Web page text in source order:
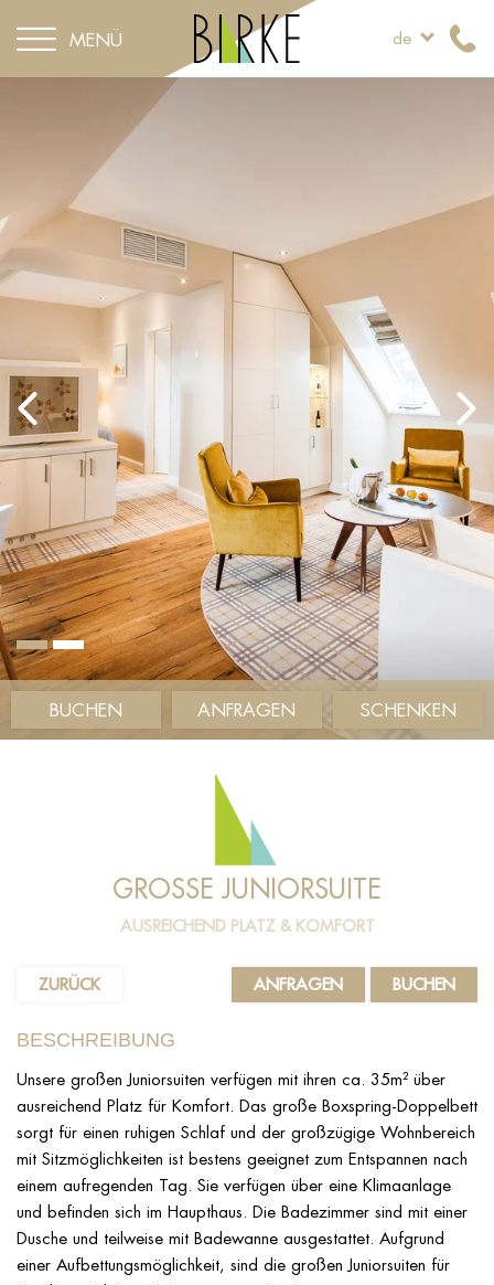
MENÜ de
BUCHEN ANFRAGEN SCHENKEN
GROSSE JUNIORSUITE
AUSREICHEND PLATZ & KOMFORT
ZURÜCK BUCHEN
ANFRAGEN
BESCHREIBUNG
Unsere großen Juniorsuiten verfügen mit ihren ca. 35m² über
ausreichend Platz für Komfort. Das große Boxspring-Doppelbett
sorgt für einen ruhigen Schlaf und der großzügige Wohnbereich
mit Sitzmöglichkeiten ist bestens geeignet zum Entspannen nach
einem aufregenden Tag. Sie verfügen über eine Klimaanlage
und befinden sich im Haupthaus. Die Badezimmer sind mit einer
Dusche und teilweise mit Badewanne ausgestattet. Aufgrund
einer Aufbettungsmöglichkeit, sind die großen Juniorsuiten für